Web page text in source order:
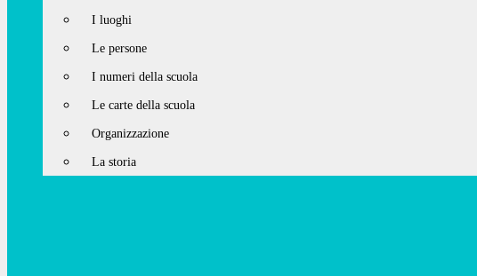
I luoghi
Le persone
I numeri della scuola
Le carte della scuola
Organizzazione
La storia